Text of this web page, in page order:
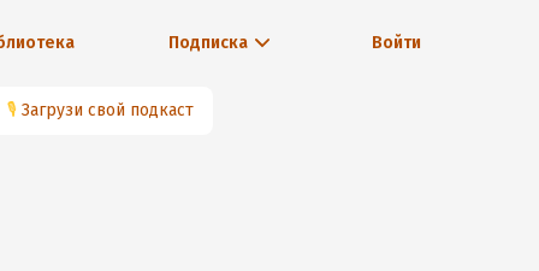
Подписка Войти
🎙 Загрузи свой подкаст